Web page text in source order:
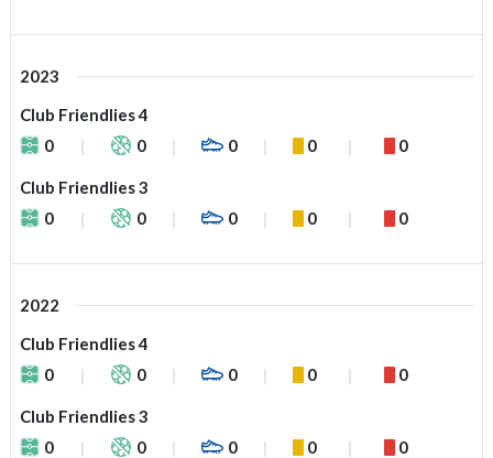
2023
Club Friendlies 4
0
0 0 0 0
Club Friendlies 3
0
0 0 0 0
2022
Club Friendlies 4
0
0 0 0 0
Club Friendlies 3
0
0 0 0 0